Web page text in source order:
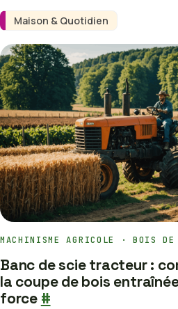
Maison & Quotidien
MACHINISME AGRICOLE · BOIS DE
Banc de scie tracteur :
la coupe de bois
force #